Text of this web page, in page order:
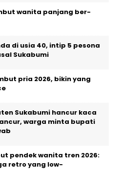
wanita panjang ber-
di usia 40, intip 5 pesona
Sukabumi
pria 2026, bikin yang
Sukabumi hancur kaca
warga minta bupati
pendek wanita tren 2026:
retro yang low-